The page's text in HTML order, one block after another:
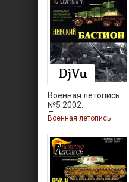
Военная летопись
№5 2002.
Ленинградская
Военная летопись